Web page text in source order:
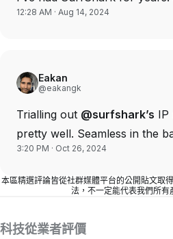
12:28 AM · Aug 14, 2024
Eakan
@eakangk
Trialling out @surfshark’s IP
pretty well. Seamless in the
3:20 PM · Oct 26, 2024
本區精選評論皆從社群媒體平台的公開貼文取
法，不一定能代表我們所有
科技從業者評價